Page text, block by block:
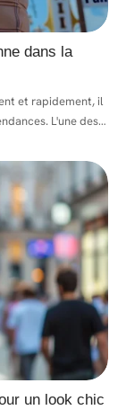
dans la
et rapidement, il
L'une des…
un look chic